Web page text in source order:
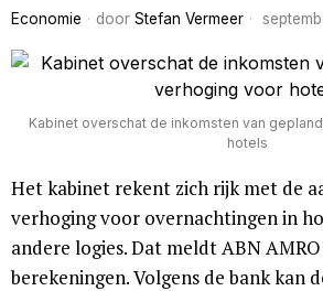
Economie door Stefan Vermeer
Kabinet overschat de inkomsten van
hotels
Het kabinet rekent zich rijk met de
verhoging voor overnachtingen in
andere logies. Dat meldt ABN
berekeningen. Volgens de bank kan